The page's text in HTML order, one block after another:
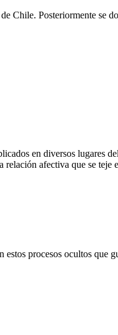
Chile. Posteriormente se
en diversos lugares
afectiva que se teje
procesos ocultos que